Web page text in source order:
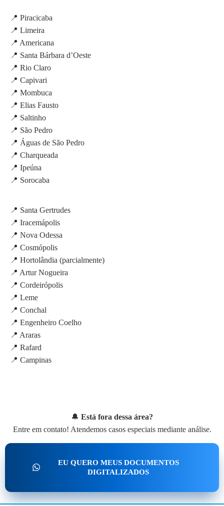
📍 Piracicaba
📍 Limeira
📍 Americana
📍 Santa Bárbara d’Oeste
📍 Rio Claro
📍 Capivari
📍 Mombuca
📍 Elias Fausto
📍 Saltinho
📍 São Pedro
📍 Águas de São Pedro
📍 Charqueada
📍 Ipeúna
📍 Sorocaba
📍 Santa Gertrudes
📍 Iracemápolis
📍 Nova Odessa
📍 Cosmópolis
📍 Hortolândia (parcialmente)
📍 Artur Nogueira
📍 Cordeirópolis
📍 Leme
📍 Conchal
📍 Engenheiro Coelho
📍 Araras
📍 Rafard
📍 Campinas
🔔 Está fora dessa área?
Entre em contato! Atendemos casos especiais mediante análise.
EU QUERO MEUS DOCUMENTOS
DIGITALIZADOS